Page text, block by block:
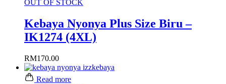
OUT OF STOCK
Kebaya Nyonya Plus Size Biru –
IK1274 (4XL)
RM170.00
Read more